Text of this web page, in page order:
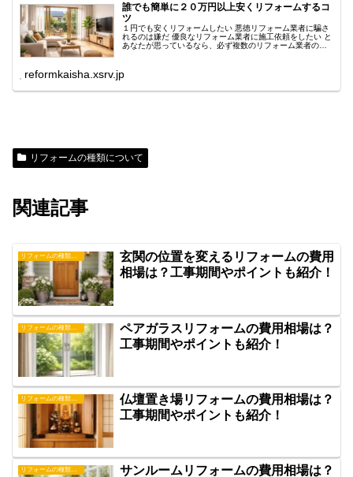
誰でも簡単に２０万円以上安くリフォームするコ
ツ
１円でも安くリフォームしたい 悪徳リフォーム業者に騙さ
れるのは嫌だ 優良なリフォーム業者に施工依頼をしたい と
あなたが思っているなら、必ず複数のリフォーム業者の見
reformkaisha.xsrv.jp
リフォームの種類について
関連記事
リフォームの種類について
玄関の位置を変えるリフォームの費用
相場は？工事期間やポイントも紹介！
ペアガラスリフォームの費用相場は？
工事期間やポイントも紹介！
リフォームの種類について
仏壇置き場リフォームの費用相場は？
工事期間やポイントも紹介！
リフォームの種類について
サンルームリフォームの費用相場は？